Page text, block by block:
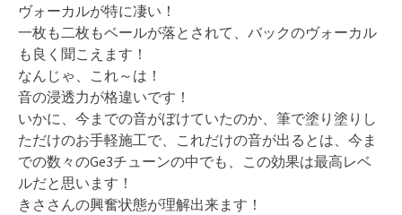
ヴォーカルが特に凄い！
一枚も二枚もベールが落とされて、バックのヴォーカル
も良く聞こえます！
なんじゃ、これ～は！
音の浸透力が格違いです！
いかに、今までの音がぼけていたのか、筆で塗り塗りし
ただけのお手軽施工で、これだけの音が出るとは、今ま
での数々のGe3チューンの中でも、この効果は最高レベ
ルだと思います！
きささんの興奮状態が理解出来ます！